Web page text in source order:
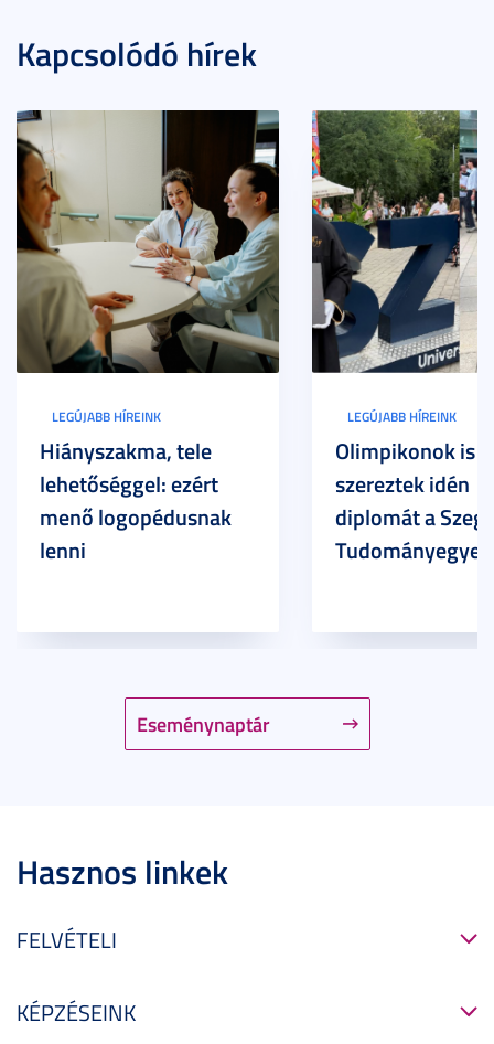
Kapcsolódó hírek
Eseménynaptár
LEGÚJABB HÍREINK
Hiányszakma, tele
lehetőséggel: ezért
menő logopédusnak
lenni
LEGÚJABB HÍREINK
Olimpikonok is
szereztek idén
diplomát a
Hasznos linkek
FELVÉTELI
KÉPZÉSEINK